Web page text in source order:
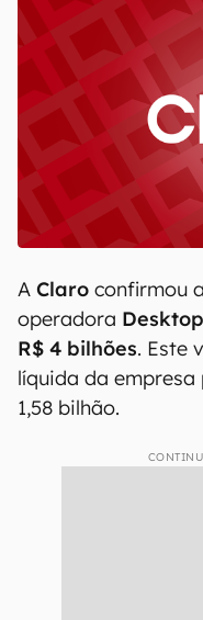
A Claro confirmou
operadora Desktop
R$ 4 bilhões. Este
líquida da empresa
1,58 bilhão.